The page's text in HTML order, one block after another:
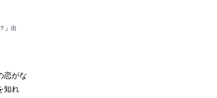
」出
恋がな
知れ